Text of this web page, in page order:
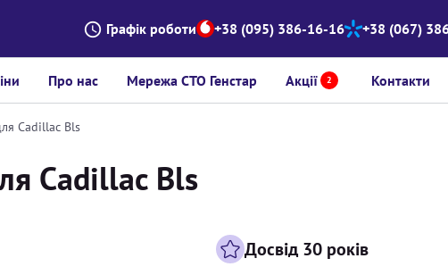
Графік роботи +38 (095) 386-16-16 +38 (067)
Про нас Мережа СТО Генстар Акції 2 Контакти
Cadillac Bls
Cadillac Bls
Досвід 30 років